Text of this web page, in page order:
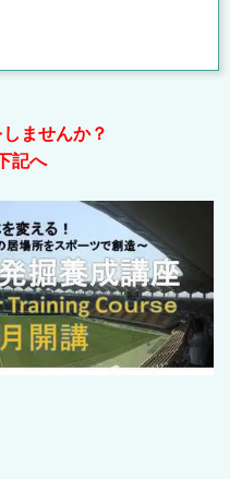
ませんか？
記へ